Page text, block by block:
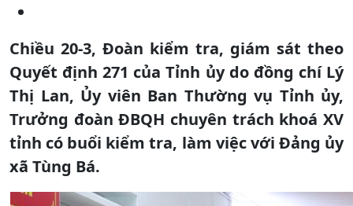
Chiều 20-3, Đoàn kiểm tra, giám sát theo
Quyết định 271 của Tỉnh ủy do đồng chí Lý
Thị Lan, Ủy viên Ban Thường vụ Tỉnh ủy,
Trưởng đoàn ĐBQH chuyên trách khoá XV
tỉnh có buổi kiểm tra, làm việc với Đảng ủy
xã Tùng Bá.